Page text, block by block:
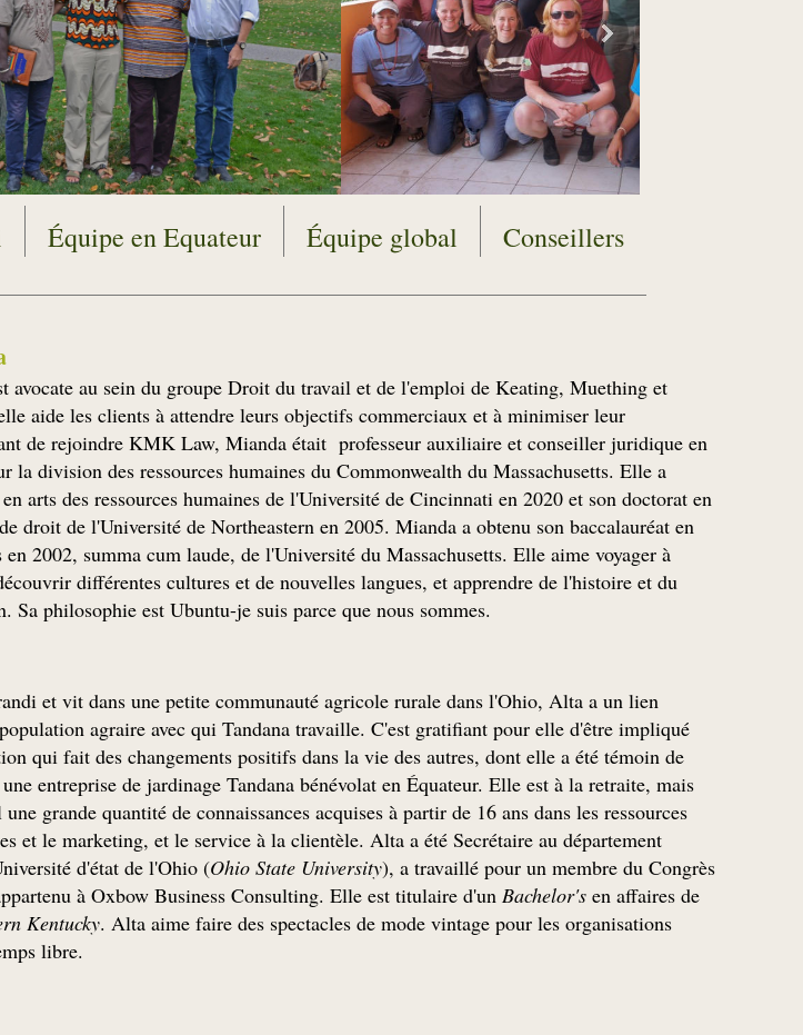
Équipe en Equateur Équipe global Conseillers
avocate au sein du groupe Droit du travail et de l'emploi de Keating, Muething et
aide les clients à attendre leurs objectifs commerciaux et à minimiser leur
de rejoindre KMK Law, Mianda était professeur auxiliaire et conseiller juridique en
la division des ressources humaines du Commonwealth du Massachusetts. Elle a
arts des ressources humaines de l'Université de Cincinnati en 2020 et son doctorat en
droit de l'Université de Northeastern en 2005. Mianda a obtenu son baccalauréat en
en 2002, summa cum laude, de l'Université du Massachusetts. Elle aime voyager à
différentes cultures et de nouvelles langues, et apprendre de l'histoire et du
Sa philosophie est Ubuntu-je suis parce que nous sommes.
et vit dans une petite communauté agricole rurale dans l'Ohio, Alta a un lien
agraire avec qui Tandana travaille. C'est gratifiant pour elle d'être impliqué
qui fait des changements positifs dans la vie des autres, dont elle a été témoin de
entreprise de jardinage Tandana bénévolat en Équateur. Elle est à la retraite, mais
grande quantité de connaissances acquises à partir de 16 ans dans les ressources
et le marketing, et le service à la clientèle. Alta a été Secrétaire au département
d'état de l'Ohio (Ohio State University), a travaillé pour un membre du Congrès
à Oxbow Business Consulting. Elle est titulaire d'un Bachelor's en affaires de
Kentucky. Alta aime faire des spectacles de mode vintage pour les organisations
libre.